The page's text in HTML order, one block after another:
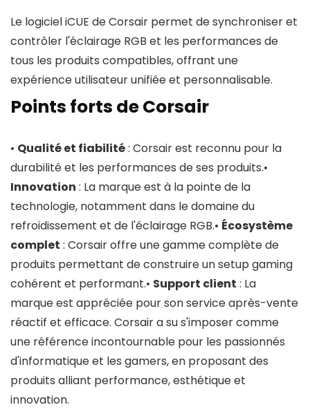
Le logiciel iCUE de Corsair permet de synchroniser et
contrôler l'éclairage RGB et les performances de
tous les produits compatibles, offrant une
expérience utilisateur unifiée et personnalisable.
Points forts de Corsair
• Qualité et fiabilité: Corsair est reconnu pour la
durabilité et les performances de ses produits.•
Innovation : La marque est à la pointe de la
technologie, notamment dans le domaine du
refroidissement et de l'éclairage RGB.• Écosystème
complet : Corsair offre une gamme complète de
produits permettant de construire un setup gaming
cohérent et performant.• Support client : La
marque est appréciée pour son service après-vente
réactif et efficace. Corsair a su s'imposer comme
une référence incontournable pour les passionnés
d'informatique et les gamers, en proposant des
produits alliant performance, esthétique et
innovation.